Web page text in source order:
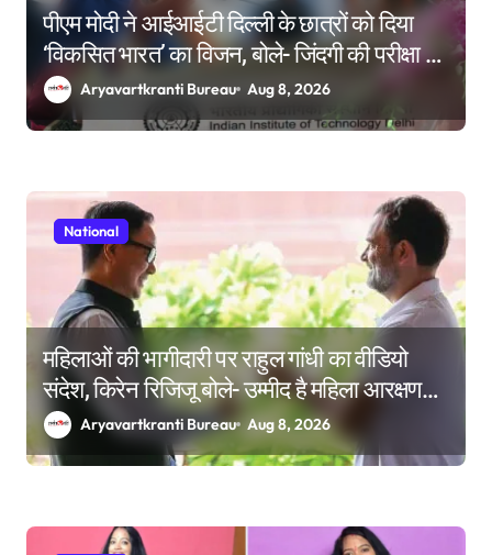
पीएम मोदी ने आईआईटी दिल्ली के छात्रों को दिया
‘विकसित भारत’ का विजन, बोले- जिंदगी की परीक्षा में
सब कुछ आउट ऑफ सिलेबस होता है
Aryavartkranti Bureau Aug 8, 2026
National
महिलाओं की भागीदारी पर राहुल गांधी का वीडियो
संदेश, किरेन रिजिजू बोले- उम्मीद है महिला आरक्षण
बिल का बिना शर्त करेंगे समर्थन
Aryavartkranti Bureau Aug 8, 2026